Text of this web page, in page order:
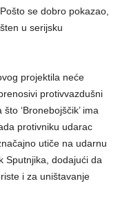
se dobro pokazao,
u serijsku
projektila neće
protivvazdušni
‘Bronebojščik’ ima
protivniku udarac
utiče na udarnu
Sputnjika, dodajući da
i za uništavanje